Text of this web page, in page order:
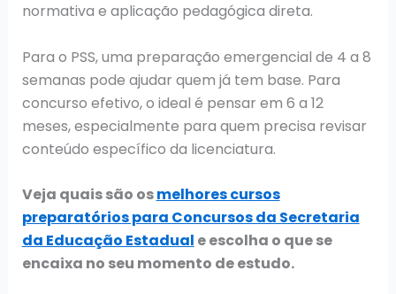
normativa e aplicação pedagógica direta.
Para o PSS, uma preparação emergencial de 4 a 8
semanas pode ajudar quem já tem base. Para
concurso efetivo, o ideal é pensar em 6 a 12
meses, especialmente para quem precisa revisar
conteúdo específico da licenciatura.
Veja quais são osmelhores cursos
preparatórios para Concursos da Secretaria
da Educação Estadual e escolha o que se
encaixa no seu momento de estudo.